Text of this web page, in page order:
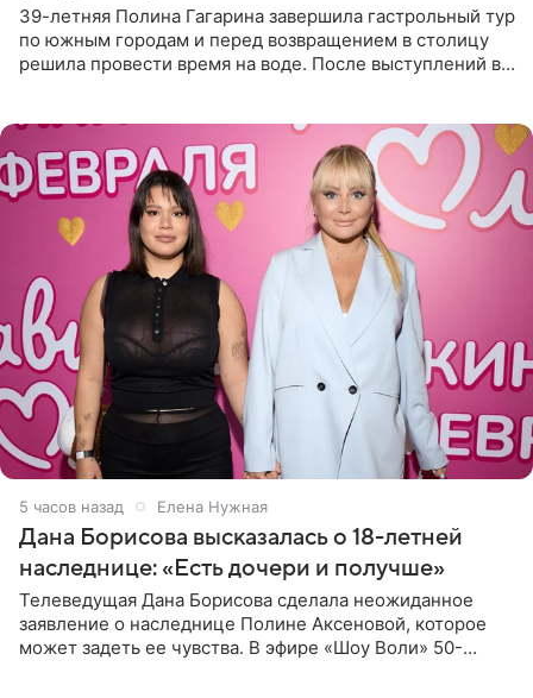
39-летняя Полина Гагарина завершила гастрольный тур
по южным городам и перед возвращением в столицу
решила провести время на воде. После выступлений в
5 часов назад Елена Нужная
Дана Борисова высказалась о 18-летней
наследнице: «Есть дочери и получше»
Телеведущая Дана Борисова сделала неожиданное
заявление о наследнице Полине Аксеновой, которое
может задеть ее чувства. В эфире «Шоу Воли» 50-